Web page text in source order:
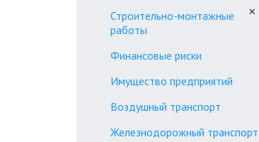
Строительно-монтажные
работы
✕
Финансовые риски
Имущество предприятий
Воздушный транспорт
Железнодорожный транспорт